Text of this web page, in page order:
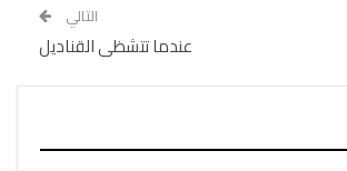
التالي
عندما تتشظى القناديل